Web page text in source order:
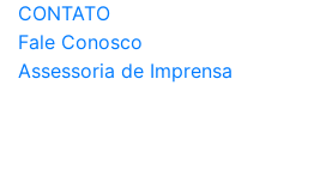
CONTATO
Fale Conosco
Assessoria de Imprensa